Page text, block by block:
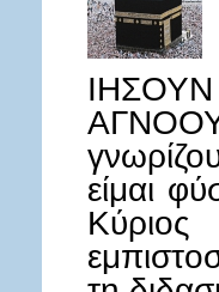
είμαι